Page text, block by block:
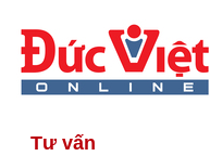
Tư vấn